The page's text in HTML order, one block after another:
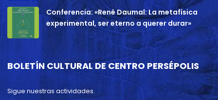
Conferencia: «René Daumal: La metafísica
experimental, ser eterno a querer durar»
BOLETÍN CULTURAL DE CENTRO PERSÉPOLIS
Sigue nuestras actividades.